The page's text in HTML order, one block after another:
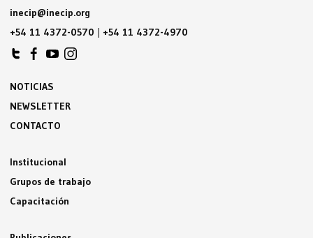
inecip@inecip.org
+54 11 4372-0570 | +54 11 4372-4970
NOTICIAS
NEWSLETTER
CONTACTO
Institucional
Grupos de trabajo
Capacitación